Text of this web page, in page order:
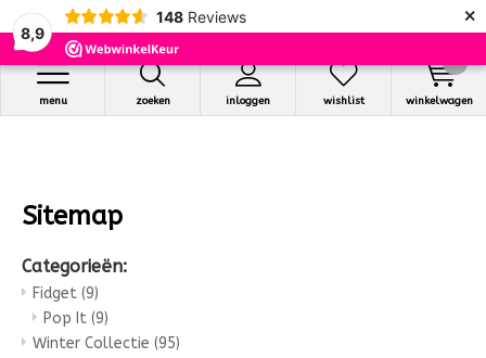
8,9
148 Reviews ×
zoeken inloggen
menu wishlist winkelwagen
Sitemap
Categorieën:
Fidget (9)
Pop It (9)
Winter Collectie (95)